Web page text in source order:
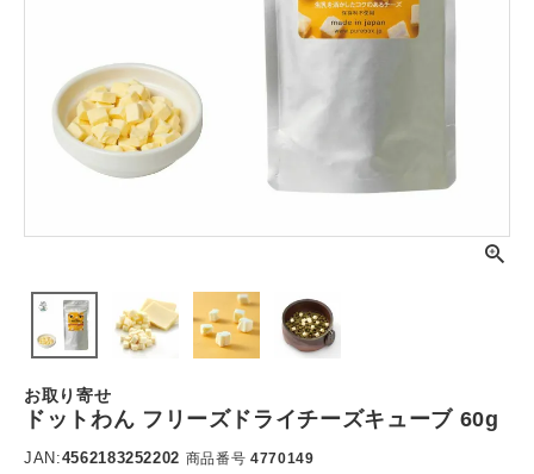
お取り寄せ
ドットわん フリーズドライチーズキューブ 60g
JAN:4562183252202 商品番号 4770149